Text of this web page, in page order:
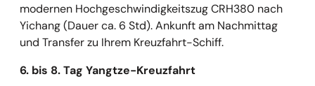
modernen Hochgeschwindigkeitszug CRH380 nach
Yichang (Dauer ca. 6 Std). Ankunft am Nachmittag
und Transfer zu Ihrem Kreuzfahrt-Schiff.
6. bis 8. Tag Yangtze-Kreuzfahrt